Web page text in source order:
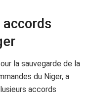
accords
la sauvegarde de la
du Niger, a
accords